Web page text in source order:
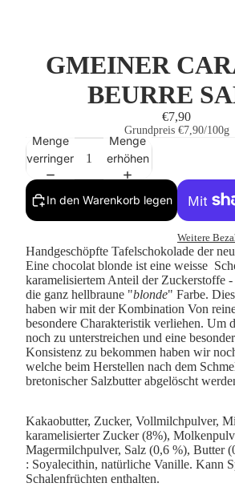
GMEINER
BEURRE
€7,90
Grundpreis€7,90/100g
Menge
verringern
Menge
erhöhen
In den Warenkorb legen
Weitere
Handgeschöpfte Tafelschokolade der
Eine chocolat blonde ist eine weisse
karamelisiertem Anteil der Zuckerstoffe -
die ganz hellbraune "blonde" Farbe.
haben wir mit der Kombination Von
besondere Charakteristik verliehen. Um
noch zu unterstreichen und eine
Konsistenz zu bekommen haben wir
welche beim Herstellen nach dem
bretonischer Salzbutter abgelöscht
Kakaobutter, Zucker, Vollmilchpulver,
karamelisierter Zucker (8%),
Magermilchpulver, Salz (0,6 %), Butter
: Soyalecithin, natürliche Vanille. Kann
Schalenfrüchten enthalten.